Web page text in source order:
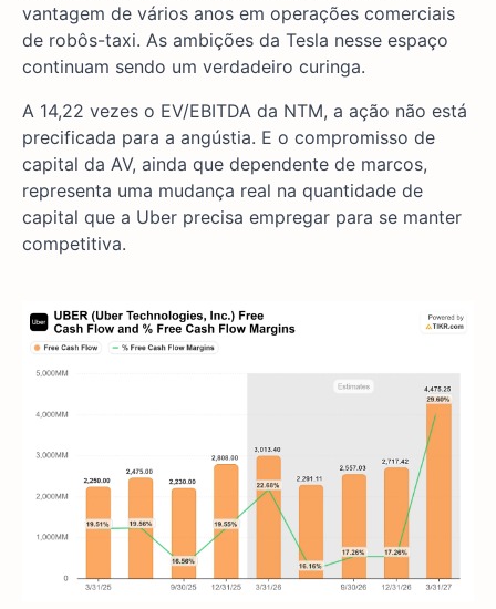
vantagem de vários anos em operações comerciais
de robôs-taxi. As ambições da Tesla nesse espaço
continuam sendo um verdadeiro curinga.
A 14,22 vezes o EV/EBITDA da NTM, a ação não está
precificada para a angústia. E o compromisso de
capital da AV, ainda que dependente de marcos,
representa uma mudança real na quantidade de
capital que a Uber precisa empregar para se manter
competitiva.